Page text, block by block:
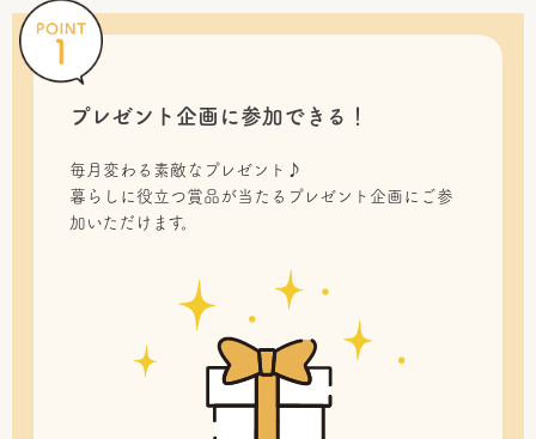
プレゼント企画に参加できる！
毎月変わる素敵なプレゼント♪
暮らしに役立つ賞品が当たるプレゼント企画にご参
加いただけます。